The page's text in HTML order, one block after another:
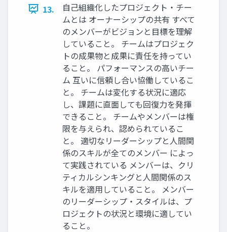
13.
自己組織化したプロジェクト・チー
ムとは オーナーシップの共有 すべて
のメンバーがビジョンと目標を理解
していること。 チームはプロジェク
トの成果物と成果に責任を持ってい
ること。 パフォーマンスの高いチー
ム 互いに信頼し合い協働しているこ
と。 チームは変化する状況に適応
し、課題に直面しても回復力を発揮
できること。 チームやメンバーは権
限を与えられ、認められているこ
と。 適切なリーダーシップと人間関
係のスキルが全てのメンバー によっ
て実践されている メンバーは、クリ
ティカルシンキングと人間関係のス
キルを適用していること。 メンバー
のリーダーシップ・スタイルは、プ
ロジェクトの状況と環境に適してい
ること。